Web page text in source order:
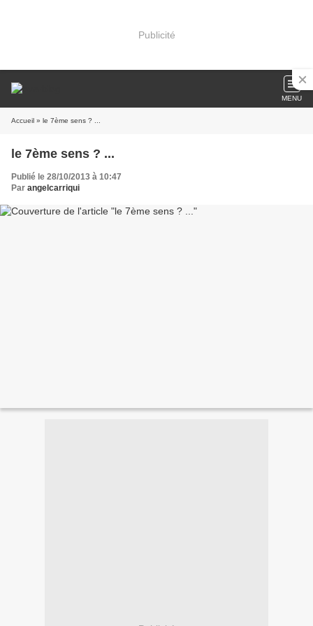
Publicité
MENU
Accueil » le 7ème sens ? ...
le 7ème sens ? ...
Publié le 28/10/2013 à 10:47
Par angelcarriqui